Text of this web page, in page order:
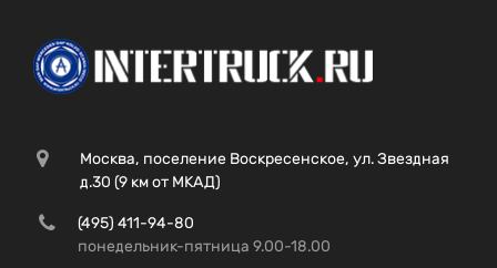
Москва, поселение Воскресенское, ул. Звездная
д.30 (9 км от МКАД)
(495) 411-94-80
понедельник-пятница 9.00-18.00